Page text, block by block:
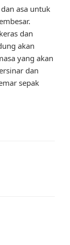
asa untuk
dan
akan
yang akan
dan
sepak